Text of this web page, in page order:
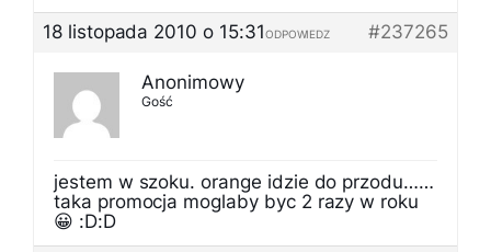
18 listopada 2010 o 15:31
#237265
ODPOWIEDZ
Anonimowy
Gość
jestem w szoku. orange idzie do przodu……
taka promocja moglaby byc 2 razy w roku
😀 :D:D